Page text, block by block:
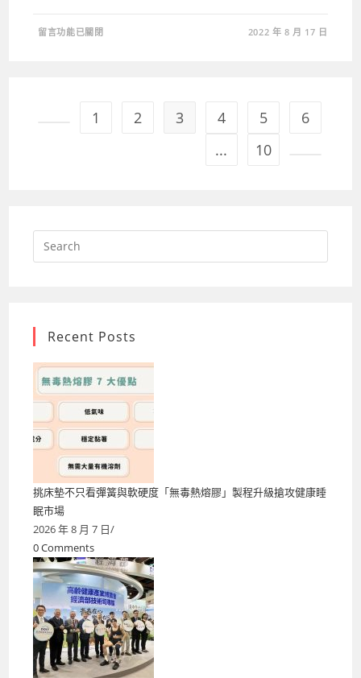
在
〈李
加
速
呈
現
命
故
中
留言功能已關閉 2022 年 8 月 17 日
1 2 3 4 5
6
...
10
Search
for:
Recent Posts
挑床墊不只看彈簧與軟硬度「無毒熱熔膠」製程升級搶攻健康睡
眠市場
2026 年 8 月 7 日/
0 Comments